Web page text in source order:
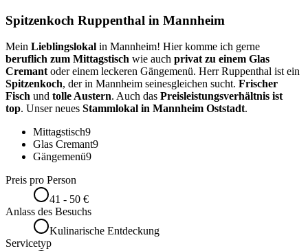
Spitzenkoch Ruppenthal in Mannheim
Mein Lieblingslokal in Mannheim! Hier komme ich gerne
beruflich zum Mittagstisch wie auch privat zu einem Glas
Cremant oder einem leckeren Gängemenü. Herr Ruppenthal ist ein
Spitzenkoch, der in Mannheim seinesgleichen sucht. Frischer
Fisch und tolle Austern. Auch das Preisleistungsverhältnis ist
top. Unser neues Stammlokal in Mannheim Oststadt.
Mittagstisch9
Glas Cremant9
Gängemenü9
Preis pro Person
41 - 50 €
Anlass des Besuchs
Kulinarische Entdeckung
Servicetyp